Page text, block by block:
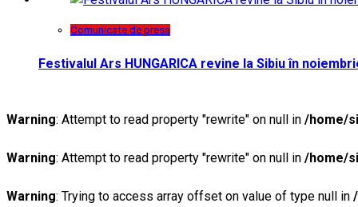
Comunicate de presa
Festivalul Ars HUNGARICA revine la Sibiu în
Warning: Attempt to read property "rewrite" on null in /home/
Warning: Attempt to read property "rewrite" on null in /home/
Warning: Trying to access array offset on value of type null in